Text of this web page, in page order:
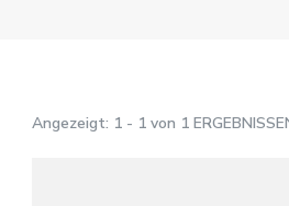
Angezeigt: 1 - 1 von 1